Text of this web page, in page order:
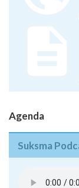
Agenda
Suksma